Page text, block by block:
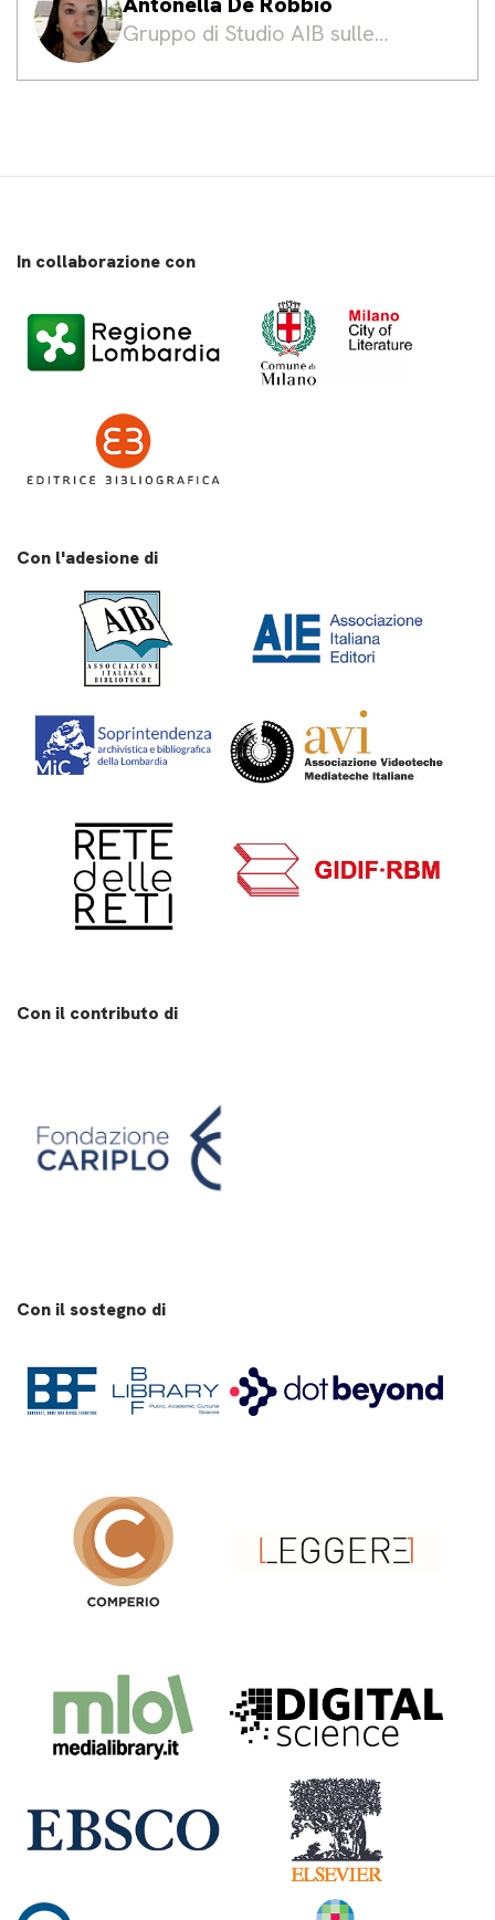
Gruppo di Studio AIB sulle
In collaborazione con
Con l'adesione di
Con il contributo di
Con il sostegno di